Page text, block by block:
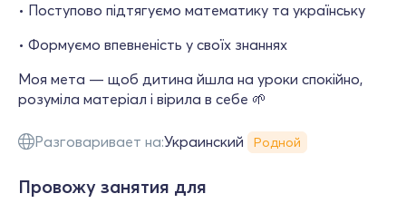
• Поступово підтягуємо математику та українську
• Формуємо впевненість у своїх знаннях
Моя мета — щоб дитина йшла на уроки спокійно,
розуміла матеріал і вірила в себе 🌱
Разговаривает на:Украинский Родной
Провожу занятия для